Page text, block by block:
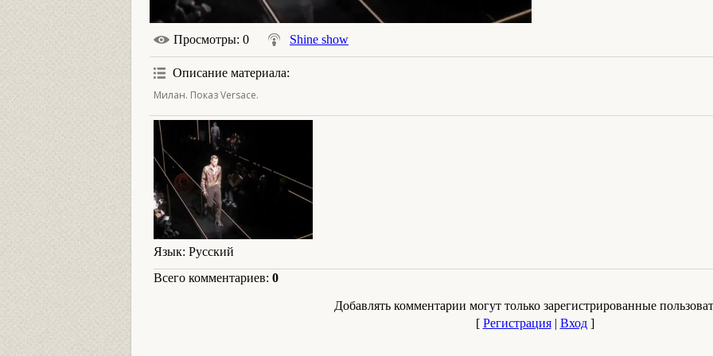
Просмотры: 0 Shine show
Описание материала:
Милан. Показ Versace.
Язык: Русский
Всего комментариев: 0
Добавлять комментарии могут только зарегистрированные
[ Регистрация| Вход]